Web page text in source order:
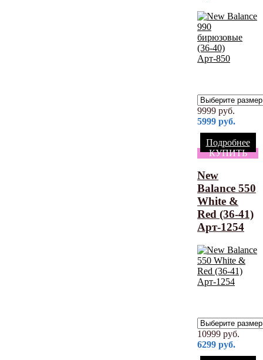
9999 руб.
5999 руб.
Подробнее
КУПИТЬ
New
Balance 550
White &
Red (36-41)
Арт-1254
10999 руб.
6299 руб.